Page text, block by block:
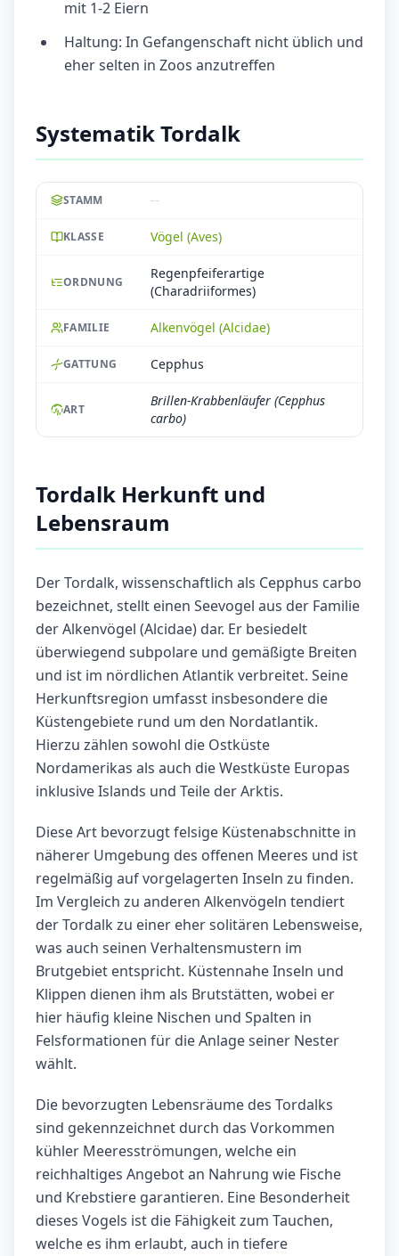
mit 1-2 Eiern
Haltung: In Gefangenschaft nicht üblich und
eher selten in Zoos anzutreffen
Systematik Tordalk
STAMM --
KLASSE Vögel (Aves)
ORDNUNG
Regenpfeiferartige
(Charadriiformes)
FAMILIE Alkenvögel (Alcidae)
GATTUNG Cepphus
ART
Brillen-Krabbenläufer (Cepphus
carbo)
Tordalk Herkunft und
Lebensraum
Der Tordalk, wissenschaftlich als Cepphus carbo
bezeichnet, stellt einen Seevogel aus der Familie
der Alkenvögel (Alcidae) dar. Er besiedelt
überwiegend subpolare und gemäßigte Breiten
und ist im nördlichen Atlantik verbreitet. Seine
Herkunftsregion umfasst insbesondere die
Küstengebiete rund um den Nordatlantik.
Hierzu zählen sowohl die Ostküste
Nordamerikas als auch die Westküste Europas
inklusive Islands und Teile der Arktis.
Diese Art bevorzugt felsige Küstenabschnitte in
näherer Umgebung des offenen Meeres und ist
regelmäßig auf vorgelagerten Inseln zu finden.
Im Vergleich zu anderen Alkenvögeln tendiert
der Tordalk zu einer eher solitären Lebensweise,
was auch seinen Verhaltensmustern im
Brutgebiet entspricht. Küstennahe Inseln und
Klippen dienen ihm als Brutstätten, wobei er
hier häufig kleine Nischen und Spalten in
Felsformationen für die Anlage seiner Nester
wählt.
Die bevorzugten Lebensräume des Tordalks
sind gekennzeichnet durch das Vorkommen
kühler Meeresströmungen, welche ein
reichhaltiges Angebot an Nahrung wie Fische
und Krebstiere garantieren. Eine Besonderheit
dieses Vogels ist die Fähigkeit zum Tauchen,
welche es ihm erlaubt, auch in tiefere